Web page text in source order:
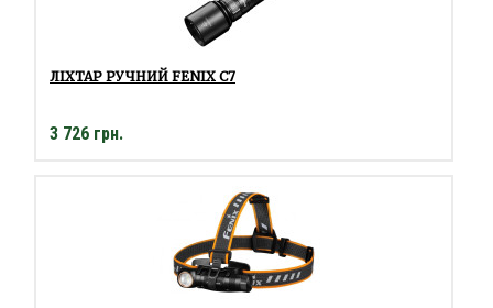
ЛІХТАР РУЧНИЙ FENIX C7
3 726 грн.